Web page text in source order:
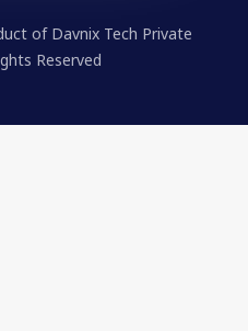
of Davnix Tech Private
Reserved